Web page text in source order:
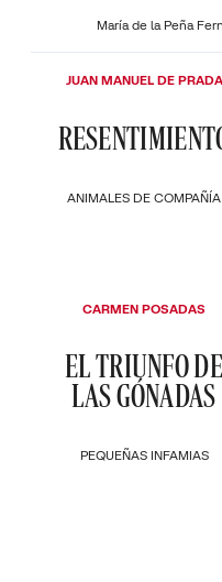
María de la Peña
ANIMALES DE COMPAÑÍA
JUAN MANUEL DE PRADA
PEQUEÑAS INFAMIAS
EL TRIUNFO DE
LAS GÓNADAS
CARMEN POSADAS